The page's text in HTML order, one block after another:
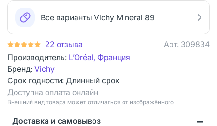
Все варианты Vichy Mineral 89
22 отзыва Арт. 309834
Производитель: L’Oréal, Франция
Бренд: Vichy
Срок годности: Длинный срок
Доступна оплата онлайн
Bнешний вид товара может отличаться от изображённого
Доставка и самовывоз